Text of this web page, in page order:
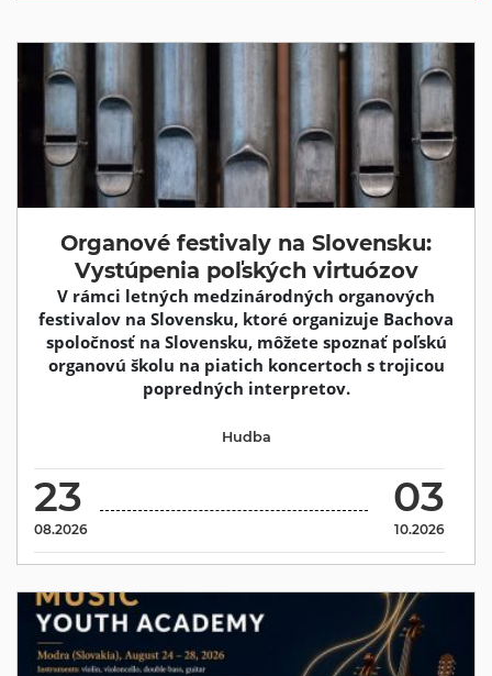
Organové festivaly na Slovensku:
Vystúpenia poľských virtuózov
V rámci letných medzinárodných organových
festivalov na Slovensku, ktoré organizuje Bachova
spoločnosť na Slovensku, môžete spoznať poľskú
organovú školu na piatich koncertoch s trojicou
popredných interpretov.
23
08.2026
03
10.2026
Hudba